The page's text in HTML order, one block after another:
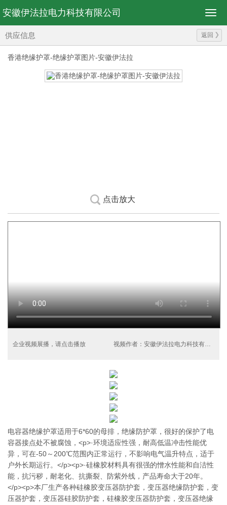
安徽伊法拉电力科技有限公司
供应信息 返回
香港绝缘护罩-绝缘护罩图片-安徽伊法拉
点击放大
企业视频展播，请点击播放 视频作者：安徽伊法拉电力科技有限公司
电容器绝缘护罩适用于6*60的母排，绝缘防护罩，很好的保护了电
容器接点处不被腐蚀，<p>·环境适应性强，耐高低温冲击性能优
异，可在-50～200℃范围内正常运行，不影响电气温升特点，适于
户外长期运行。</p><p>·硅橡胶材料具有很强的憎水性能和自洁性
能，抗污秽，耐老化、抗撕裂、防紫外线，产品寿命大于20年。
</p><p>本厂生产各种硅橡胶变压器防护套，变压器绝缘防护套，变
压器护套，变压器硅胶防护套，硅橡胶变压器防护套，变压器绝缘